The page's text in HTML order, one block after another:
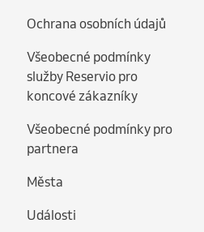
Ochrana osobních údajů
Všeobecné podmínky
služby Reservio pro
koncové zákazníky
Všeobecné podmínky pro
partnera
Města
Události